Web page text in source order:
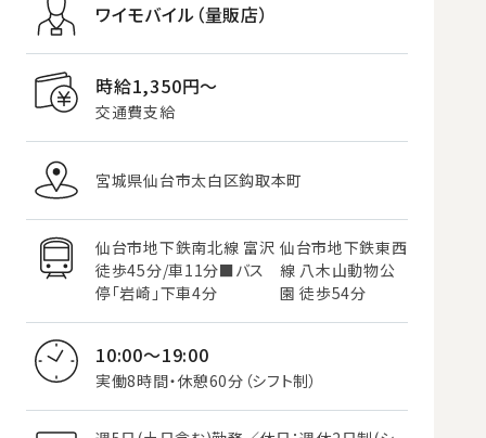
ワイモバイル（量販店）
時給1,350円〜
交通費支給
宮城県仙台市太白区鈎取本町
仙台市地下鉄南北線 富沢
徒歩45分/車11分■バス
停「岩崎」下車4分
仙台市地下鉄東西
線 八木山動物公
園 徒歩54分
10:00～19:00
実働8時間・休憩60分（シフト制）